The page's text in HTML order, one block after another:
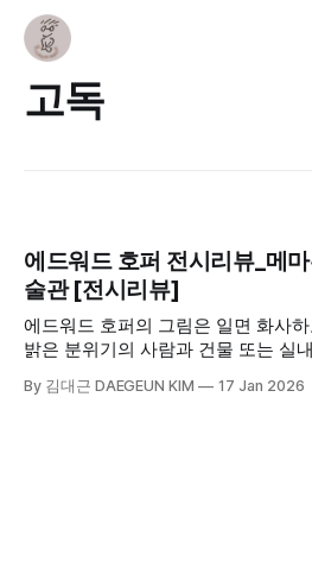
고독
에드워드 호퍼 전시리뷰_메
술관 [전시리뷰]
에드워드 호퍼의 그림은 일면 화사
밝은 분위기의 사람과 건물 또는 실
람들이 있고 조명이 있고 햇살이 비
By 김대근 DAEGEUN KIM 17 Jan 2026